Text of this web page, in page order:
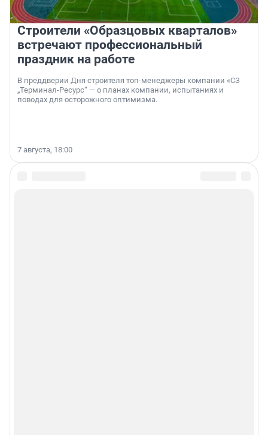
Строители «Образцовых кварталов»
встречают профессиональный
праздник на работе
В преддверии Дня строителя топ-менеджеры компании «СЗ
„Терминал-Ресурс“ — о планах компании, испытаниях и
поводах для осторожного оптимизма.
7 августа, 18:00